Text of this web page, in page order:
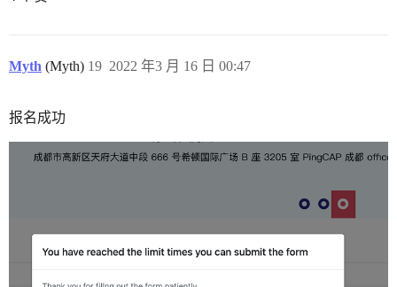
Myth (Myth) 2022 年3 月 16 日 00:47
19
报名成功